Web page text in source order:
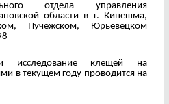
отдела управления
области в г. Кинешма,
Пучежском, Юрьевецком
исследование клещей на
в текущем году проводится на